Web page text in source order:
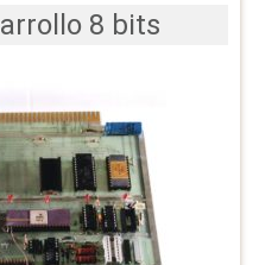
8 bits